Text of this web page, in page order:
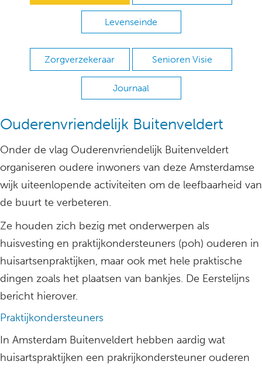
Levenseinde
Zorgverzekeraar Senioren Visie
Journaal
Ouderenvriendelijk Buitenveldert
Onder de vlag Ouderenvriendelijk Buitenveldert
organiseren oudere inwoners van deze Amsterdamse
wijk uiteenlopende activiteiten om de leefbaarheid van
de buurt te verbeteren.
Ze houden zich bezig met onderwerpen als
huisvesting en praktijkondersteuners (poh) ouderen in
huisartsenpraktijken, maar ook met hele praktische
dingen zoals het plaatsen van bankjes. De Eerstelijns
bericht hierover.
Praktijkondersteuners
In Amsterdam Buitenveldert hebben aardig wat
huisartspraktijken een prakrijkondersteuner ouderen